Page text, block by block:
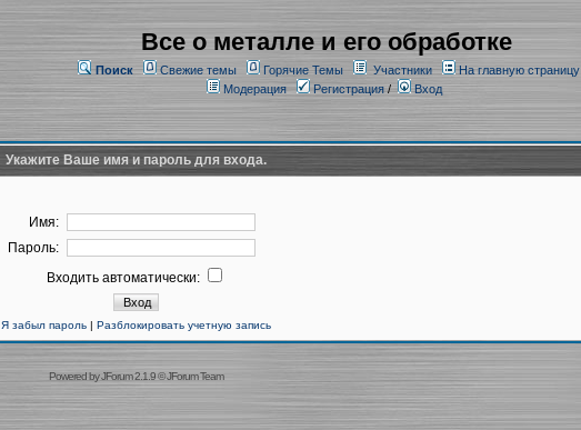
Все о металле и его обработке
Поиск Свежие темы Горячие Темы Участники
На главную страницу
Модерация
Регистрация/ Вход
Укажите Ваше имя и пароль для входа.
Имя:
Пароль:
Входить автоматически:
Я забыл пароль| Разблокировать учетную запись
Powered byJForum 2.1.9©JForum Team